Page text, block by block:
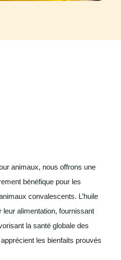
animaux, nous offrons une
bénéfique pour les
convalescents. L’huile
alimentation, fournissant
la santé globale des
les bienfaits prouvés